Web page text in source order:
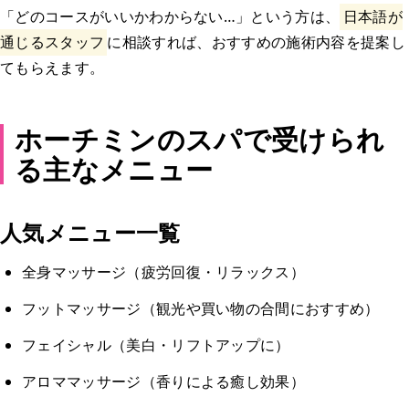
「どのコースがいいかわからない…」という方は、
日本語が
通じるスタッフ に相談すれば、おすすめの施術内容を提案し
てもらえます。
ホーチミンのスパで受けられ
る主なメニュー
人気メニュー一覧
全身マッサージ（疲労回復・リラックス）
フットマッサージ（観光や買い物の合間におすすめ）
フェイシャル（美白・リフトアップに）
アロママッサージ（香りによる癒し効果）